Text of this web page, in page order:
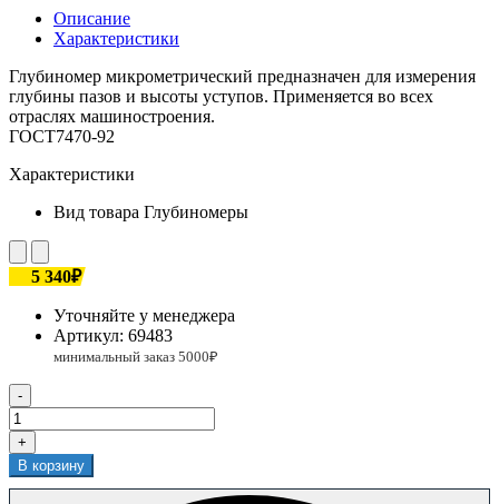
Описание
Характеристики
Глубиномер микрометрический предназначен для измерения
глубины пазов и высоты уступов. Применяется во всех
отраслях машиностроения.
ГОСТ7470-92
Характеристики
Вид товара Глубиномеры
5 340₽
Уточняйте у менеджера
Артикул: 69483
-
+
В корзину